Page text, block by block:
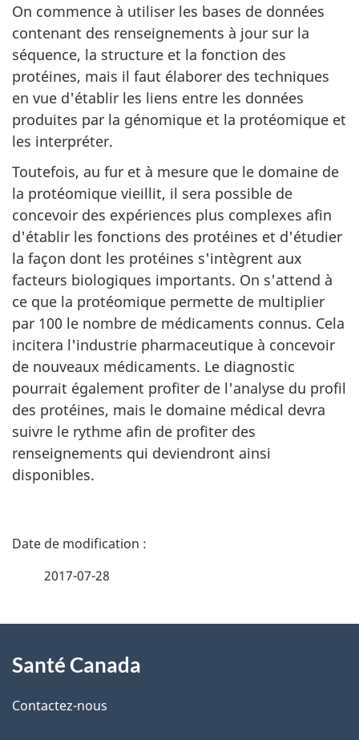
On commence à utiliser les bases de données
contenant des renseignements à jour sur la
séquence, la structure et la fonction des
protéines, mais il faut élaborer des techniques
en vue d'établir les liens entre les données
produites par la génomique et la protéomique et
les interpréter.
Toutefois, au fur et à mesure que le domaine de
la protéomique vieillit, il sera possible de
concevoir des expériences plus complexes afin
d'établir les fonctions des protéines et d'étudier
la façon dont les protéines s'intègrent aux
facteurs biologiques importants. On s'attend à
ce que la protéomique permette de multiplier
par 100 le nombre de médicaments connus. Cela
incitera l'industrie pharmaceutique à concevoir
de nouveaux médicaments. Le diagnostic
pourrait également profiter de l'analyse du profil
des protéines, mais le domaine médical devra
suivre le rythme afin de profiter des
renseignements qui deviendront ainsi
disponibles.
D
i
l
2017-07-28
propos
de
Santé Canada
Contactez-nous